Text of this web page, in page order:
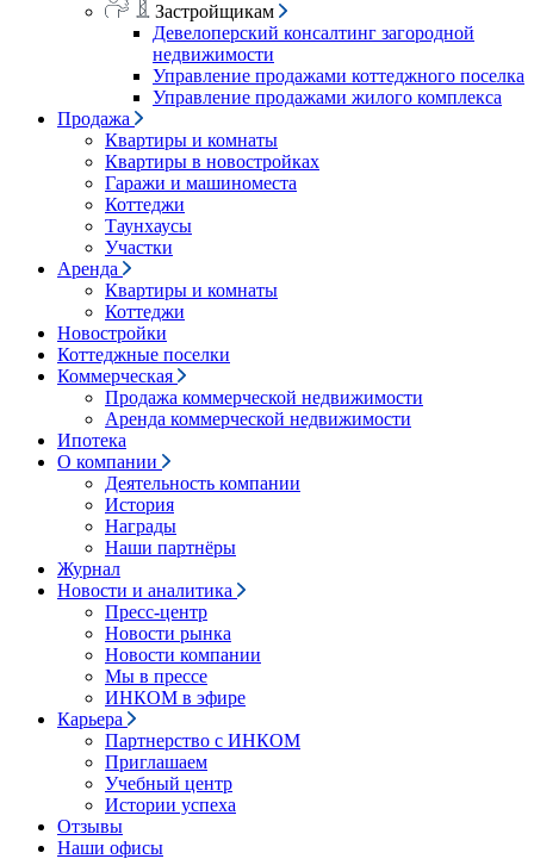
Застройщикам
Девелоперский консалтинг загородной
недвижимости
Управление продажами коттеджного поселка
Управление продажами жилого комплекса
Продажа
Квартиры и комнаты
Квартиры в новостройках
Гаражи и машиноместа
Коттеджи
Таунхаусы
Участки
Аренда
Квартиры и комнаты
Коттеджи
Новостройки
Коттеджные поселки
Коммерческая
Продажа коммерческой недвижимости
Аренда коммерческой недвижимости
Ипотека
О компании
Деятельность компании
История
Награды
Наши партнёры
Журнал
Новости и аналитика
Пресс-центр
Новости рынка
Новости компании
Мы в прессе
ИНКОМ в эфире
Карьера
Партнерство с ИНКОМ
Приглашаем
Учебный центр
Истории успеха
Отзывы
Наши офисы